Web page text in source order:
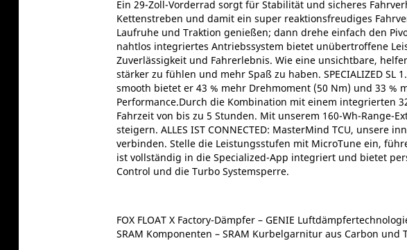
Ein 29-Zoll-Vorderrad sorgt für Stabilität und sicheres
Kettenstreben und damit ein super reaktionsfreudiges
Laufruhe und Traktion genießen; dann drehe einfach den
nahtlos integriertes Antriebssystem bietet unübertroffene
Zuverlässigkeit und Fahrerlebnis. Wie eine unsichtbare,
stärker zu fühlen und mehr Spaß zu haben. SPECIALIZED
smooth bietet er 43 % mehr Drehmoment (50 Nm) und 33 %
Performance.Durch die Kombination mit einem integrierten
Fahrzeit von bis zu 5 Stunden. Mit unserem 160-Wh-Range-
steigern. ALLES IST CONNECTED: MasterMind TCU, unsere
verbinden. Stelle die Leistungsstufen mit MicroTune ein,
ist vollständig in die Specialized-App integriert und bietet
Control und die Turbo Systemsperre.
FOX FLOAT X Factory-Dämpfer – GENIE
SRAM Komponenten – SRAM Kurbelgarnitur aus Carbon und